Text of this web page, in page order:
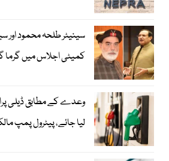
سینیٹر طلحہ محمود اور
کمیٹی اجلاس میں گرما
وعدے کے مطابق ڈیلی
لیا جائے، پیٹرول پمپ